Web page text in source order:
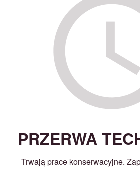
PRZERWA
Trwają prace konserwacyjne.